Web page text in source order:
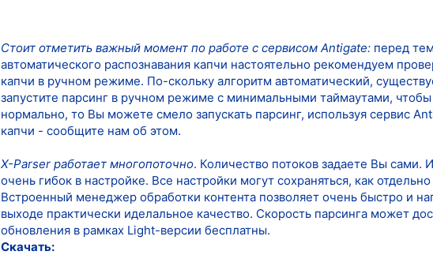
Стоит отметить важный момент по работе с сервисом Antigate: перед
автоматического распознавания капчи настоятельно рекомендуем
капчи в ручном режиме. По-скольку алгоритм автоматический,
запустите парсинг в ручном режиме с минимальными таймаутами,
нормально, то Вы можете смело запускать парсинг, используя сервис
капчи - сообщите нам об этом.
X-Parser работает многопоточно. Количество потоков задаете Вы сами.
очень гибок в настройке. Все настройки могут сохраняться, как
Встроенный менеджер обработки контента позволяет очень быстро и
выходе практически иделальное качество. Скорость парсинга может
обновления в рамках Light-версии бесплатны.
Скачать: